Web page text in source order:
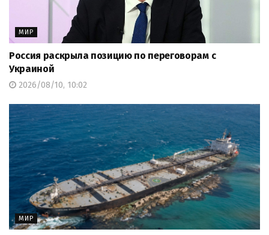
МИР
Россия раскрыла позицию по переговорам с
Украиной
2026/08/10, 10:02
МИР